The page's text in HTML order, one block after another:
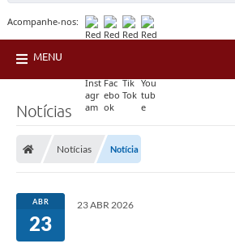
Acompanhe-nos:
MENU
Notícias
Notícias Notícia
ABR
23
23 ABR 2026